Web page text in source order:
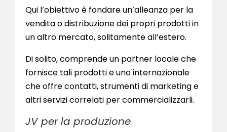
Qui l’obiettivo è fondare un’alleanza per la
vendita o distribuzione dei propri prodotti in
un altro mercato, solitamente all’estero.
Di solito, comprende un partner locale che
fornisce tali prodotti e uno internazionale
che offre contatti, strumenti di marketing e
altri servizi correlati per commercializzarli.
JV per la produzione